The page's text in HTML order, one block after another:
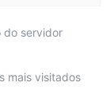
do servidor
mais visitados